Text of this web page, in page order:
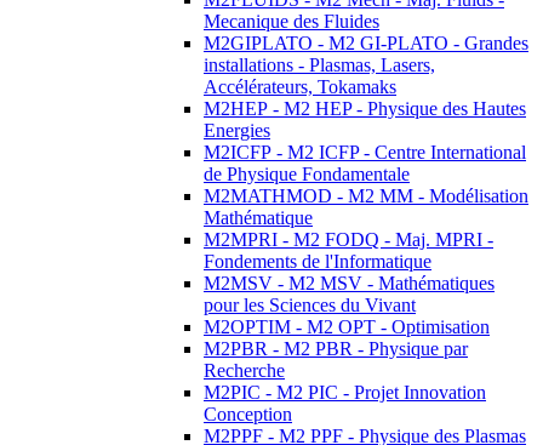
Mecanique des Fluides
M2GIPLATO - M2 GI-PLATO - Grandes
installations - Plasmas, Lasers,
Accélérateurs, Tokamaks
M2HEP - M2 HEP - Physique des Hautes
Energies
M2ICFP - M2 ICFP - Centre International
de Physique Fondamentale
M2MATHMOD - M2 MM - Modélisation
Mathématique
M2MPRI - M2 FODQ - Maj. MPRI -
Fondements de l'Informatique
M2MSV - M2 MSV - Mathématiques
pour les Sciences du Vivant
M2OPTIM - M2 OPT - Optimisation
M2PBR - M2 PBR - Physique par
Recherche
M2PIC - M2 PIC - Projet Innovation
Conception
M2PPF - M2 PPF - Physique des Plasmas